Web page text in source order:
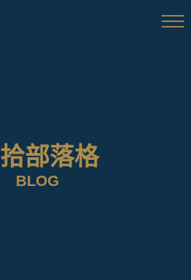
部落格
BLOG